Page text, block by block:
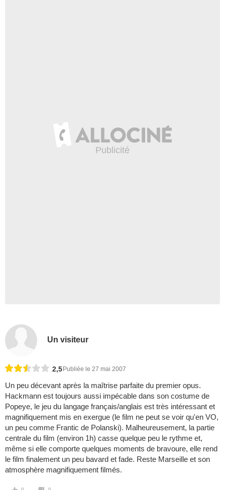
Un visiteur
2,5 Publiée le 27 mai 2007
Un peu décevant après la maîtrise parfaite du premier opus.
Hackmann est toujours aussi impécable dans son costume de
Popeye, le jeu du langage français/anglais est très intéressant et
magnifiquement mis en exergue (le film ne peut se voir qu'en VO,
un peu comme Frantic de Polanski). Malheureusement, la partie
centrale du film (environ 1h) casse quelque peu le rythme et,
même si elle comporte quelques moments de bravoure, elle rend
le film finalement un peu bavard et fade. Reste Marseille et son
atmosphère magnifiquement filmés.